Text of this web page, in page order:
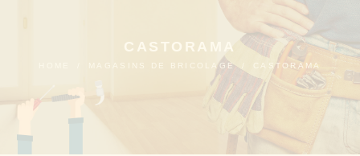
CASTORAMA
MAGASINS DE BRICOLAGE CASTORAMA